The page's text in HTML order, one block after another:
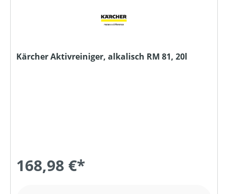
Kärcher Aktivreiniger, alkalisch RM 81, 20l
168,98 €*